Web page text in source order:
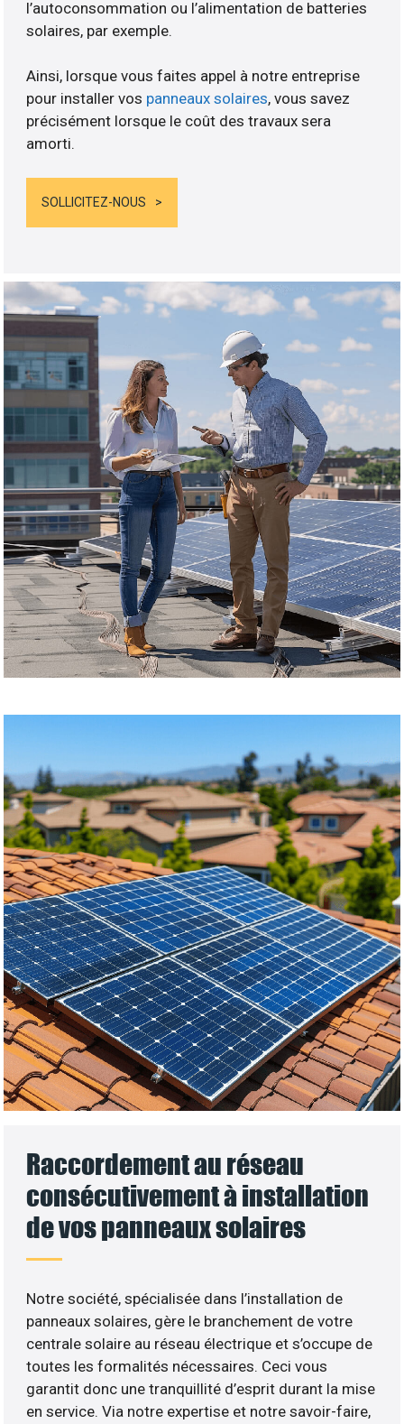
l’autoconsommation ou l’alimentation de batteries
solaires, par exemple.
Ainsi, lorsque vous faites appel à notre entreprise
pour installer vos panneaux solaires, vous savez
précisément lorsque le coût des travaux sera
amorti.
SOLLICITEZ-NOUS
Raccordement au réseau
consécutivement à installation
de vos panneaux solaires
Notre société, spécialisée dans l’installation de
panneaux solaires, gère le branchement de votre
centrale solaire au réseau électrique et s’occupe de
toutes les formalités nécessaires. Ceci vous
garantit donc une tranquillité d’esprit durant la mise
en service. Via notre expertise et notre savoir-faire,